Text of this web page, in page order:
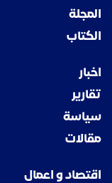
المجلة
الكتاب
اخبار
تقارير
سياسة
مقالات
اقتصاد و اعمال